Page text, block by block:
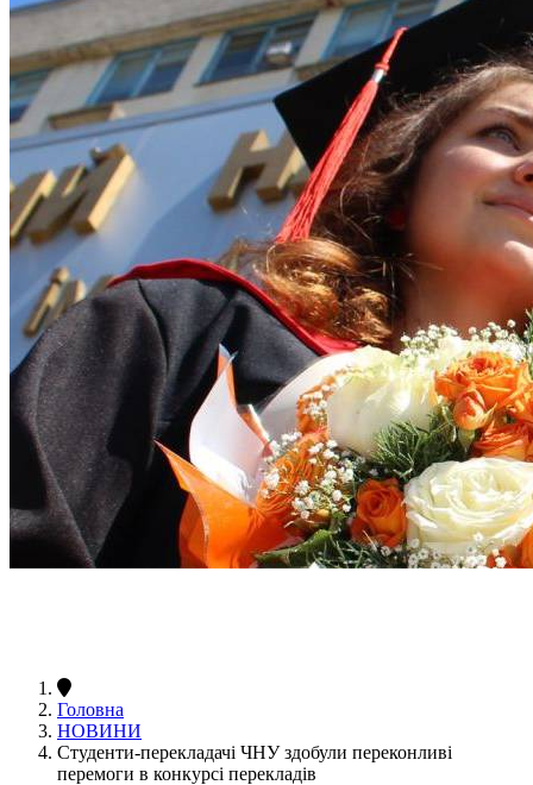
Головна
НОВИНИ
Студенти-перекладачі ЧНУ здобули переконливі
перемоги в конкурсі перекладів